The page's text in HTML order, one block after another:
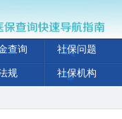
查询 社保问题
规 社保机构